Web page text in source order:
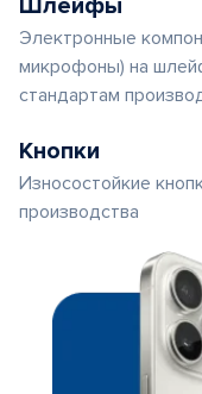
Шлейфы
Электронные
микрофоны) на
стандартам
Кнопки
Износостойкие
производства